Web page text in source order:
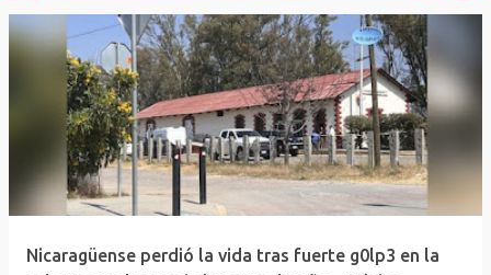
Nicaragüense perdió la vida tras fuerte g0lp3 en la